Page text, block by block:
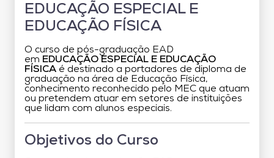
EDUCAÇÃO ESPECIAL E
EDUCAÇÃO FÍSICA
O curso de pós-graduação EAD
em EDUCAÇÃO ESPECIAL E EDUCAÇÃO
FÍSICA é destinado a portadores de diploma de
graduação na área de Educação Física,
conhecimento reconhecido pelo MEC que atuam
ou pretendem atuar em setores de instituições
que lidam com alunos especiais.
Objetivos do Curso